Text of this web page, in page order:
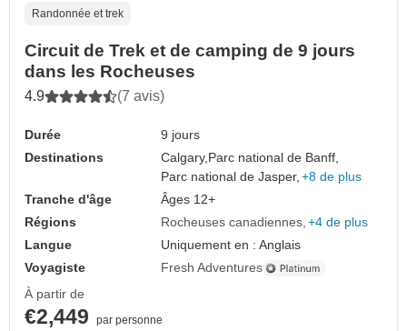
Randonnée et trek
Circuit de Trek et de camping de 9 jours
dans les Rocheuses
4.9 (7 avis)
Durée
9 jours
Destinations
Calgary, Parc national de Banff,
Parc national de Jasper, +8 de plus
Tranche d'âge
Âges 12+
Régions
Rocheuses canadiennes +4 de plus
Langue
Uniquement en : Anglais
Voyagiste
Fresh Adventures
À partir de
€2,449
par personne